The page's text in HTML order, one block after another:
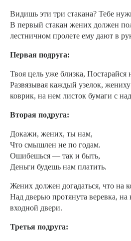
Видишь эти три стакана? Тебе
В первый стакан жених должен
лестничном пролете ему дают в
Первая подруга:
Твоя цель уже близка, Постарайся
Развязывая каждый узелок,
коврик, на нем листок бумаги с
Вторая подруга:
Докажи, жених, ты нам,
Что смышлен не по годам.
Ошибешься — так и быть,
Деньги будешь нам платить.
Жених должен догадаться, что на
Над дверью протянута веревка,
входной двери.
Третья подруга: